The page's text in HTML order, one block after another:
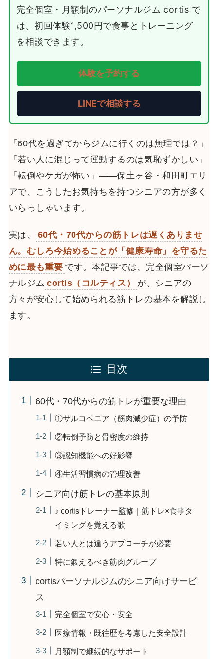
完全個室・月額制のパーソナルジム cortis で
は、初回体験1,500円で食事とトレーニング
を相談できます。
体験を予約する
LINEで相談する
「60代を過ぎてからジムに行くのは無理では？」
「若い人に混じって運動するのは気恥ずかしい」
「転倒やケガが怖い」——保土ヶ谷・和田町エリ
アで、こうしたお気持ちを持つシニアの方が多く
いらっしゃいます。
実は、
60代・70代からの筋トレは遅くありませ
ん。むしろ今始めることが「健康寿命」を守るた
めに最も重要 です。本記事では、完全個室パーソ
ナルジム cortis（コルティス）
が、シニアの
方々が安心して始められる筋トレの基本を解説し
ます。
目次
60代・70代からの筋トレが重要な理由
①サルコペニア（筋肉減少症）の予防
②転倒予防と骨密度の維持
③認知機能への好影響
④生活習慣病の管理改善
シニア向け筋トレの基本原則
♪ cortisトレーナー監修｜筋トレ×食事タ
イミングを覚える歌
若い人とは違うアプローチが必要
特に鍛えるべき筋肉グループ
cortisパーソナルジムのシニア向けサービ
ス
完全個室で安心・安全
医療情報・既往歴を考慮した安全設計
月額制で継続的なサポート